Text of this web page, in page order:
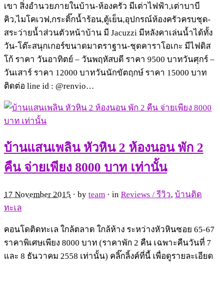
เขา สิ่งอำนวยภายในบ้าน-ห้องครัว มีเต่าไฟฟ้า,เต่าบาบี
คิว,ไมโคเวฟ,กระติ๊กน้ำร้อน,ตู้เย็น,อุปกรณ์ห้องครัวครบชุด-
สระว่ายน้ำส่วนตัวหน้าบ้าน มี Jacuzzi มีหลังคาเล่นน้ำได้ทั้ง
วัน-โต๊ะสนุกเกอร์ขนาดมาตราฐาน-ชุดคาราโอเกะ มีไฟดิส
โก้ ราคา วันอาทิตย์ – วันพฤหัสบดี ราคา 9500 บาทวันศุกร์ –
วันเสาร์ ราคา 12000 บาทวันนักขัตฤกษ์ ราคา 15000 บาท
ติดต่อ line id : @renvio…
บ้านแสนเพลิน หัวหิน 2 ห้องนอน พัก 2
คืน จ่ายเพียง 8000 บาท เท่านั้น
17 November 2015 · by team · in Reviews / รีวิว, บ้านติด
ทะเล
คอนโดติดทะเล ใกล้ตลาด ใกล้ห้าง ระหว่างหัวหินซอย 65-67
ราคาพิเศษเพียง 8000 บาท (ราคาพัก 2 คืน เฉพาะคืนวันที่ 7
และ 8 ธันวาคม 2558 เท่านั้น) คลิ๊กลิ้งค์ที่นี้ เพื่อดูรายละเอียด